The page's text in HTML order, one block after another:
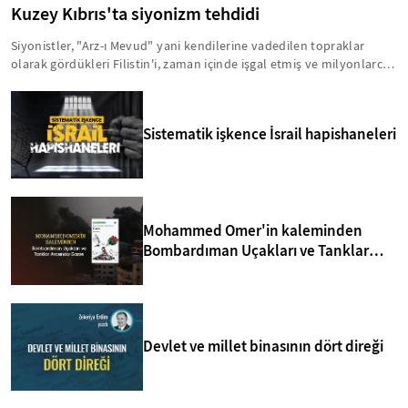
Kuzey Kıbrıs'ta siyonizm tehdidi
Siyonistler, "Arz-ı Mevud" yani kendilerine vadedilen topraklar
olarak gördükleri Filistin'i, zaman içinde işgal etmiş ve milyonlarca
Kıbrıs'ı da Arz-ı Mevud'un içinde görmektedir. Bu anlamda, yavru
vatanla ilgili birtakım sinsi faaliyetler yürütülmektedir. İşte, Kuzey
Kıbrıs'taki siyonizm tehdidi hakkında bilmeniz gerekenler...
Sistematik işkence İsrail hapishaneleri
Mohammed Omer'in kaleminden
Bombardıman Uçakları ve Tanklar
Devlet ve millet binasının dört direği